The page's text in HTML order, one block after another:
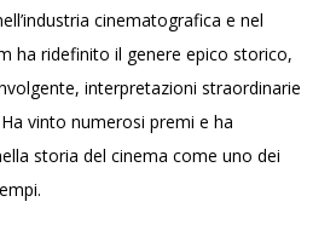
cinematografica e nel
ha ridefinito il genere epico storico,
interpretazioni straordinarie
vinto numerosi premi e ha
storia del cinema come uno dei